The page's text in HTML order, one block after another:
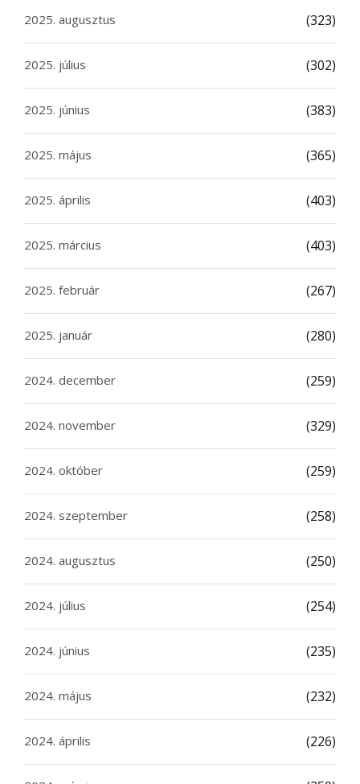
2025. augusztus (323)
2025. július (302)
2025. június (383)
2025. május (365)
2025. április (403)
2025. március (403)
2025. február (267)
2025. január (280)
2024. december (259)
2024. november (329)
2024. október (259)
2024. szeptember (258)
2024. augusztus (250)
2024. július (254)
2024. június (235)
2024. május (232)
2024. április (226)